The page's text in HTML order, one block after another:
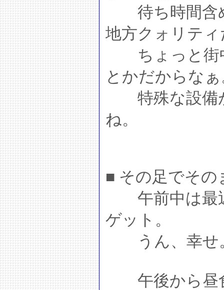
待ち時間含め
地方クォリテ
ちょっと街中
とかだからな
特殊な設備が
ね。
■ その足でその
午前中は最近
ゲット。
うん、幸せ
午後から昼食